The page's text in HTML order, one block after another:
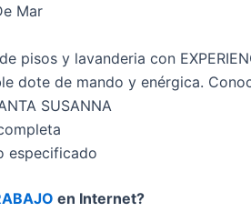
Mar
pisos y lavanderia con
dote de mando y enérgica.
SUSANNA
especificado
en Internet?